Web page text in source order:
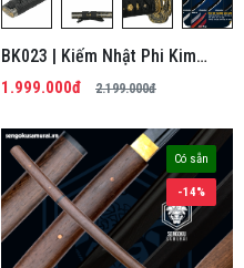
BK023 | Kiếm Nhật Phi Kim
Tổng Hợp
1.999.000đ 2.199.000đ
Có sẵn
-14%